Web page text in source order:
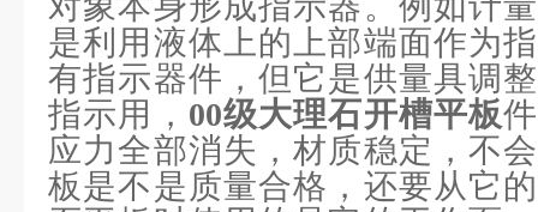
是利用液体上的上部端面作为
有指示器件，但它是供量具调
指示用， 00级大理石开槽平板
应力全部消失，材质稳定，不
板是不是质量合格，还要从它